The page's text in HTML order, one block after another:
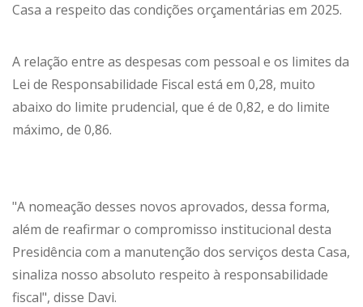
Casa a respeito das condições orçamentárias em 2025.
A relação entre as despesas com pessoal e os limites da
Lei de Responsabilidade Fiscal está em 0,28, muito
abaixo do limite prudencial, que é de 0,82, e do limite
máximo, de 0,86.
"A nomeação desses novos aprovados, dessa forma,
além de reafirmar o compromisso institucional desta
Presidência com a manutenção dos serviços desta Casa,
sinaliza nosso absoluto respeito à responsabilidade
fiscal", disse Davi.